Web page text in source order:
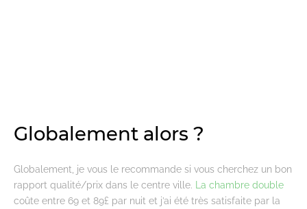
Globalement alors ?
Globalement, je vous le recommande si vous cherchez un bon
rapport qualité/prix dans le centre ville. La chambre double
coûte entre 69 et 89£ par nuit et j’ai été très satisfaite par la